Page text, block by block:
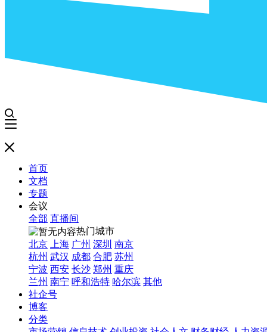
首页
文档
专题
会议
全部 直播间
热门城市
北京
上海 广州 深圳 南京
杭州 武汉 成都 合肥 苏州
宁波 西安 长沙 郑州 重庆
兰州 南宁 呼和浩特 哈尔滨 其他
社企号
博客
分类